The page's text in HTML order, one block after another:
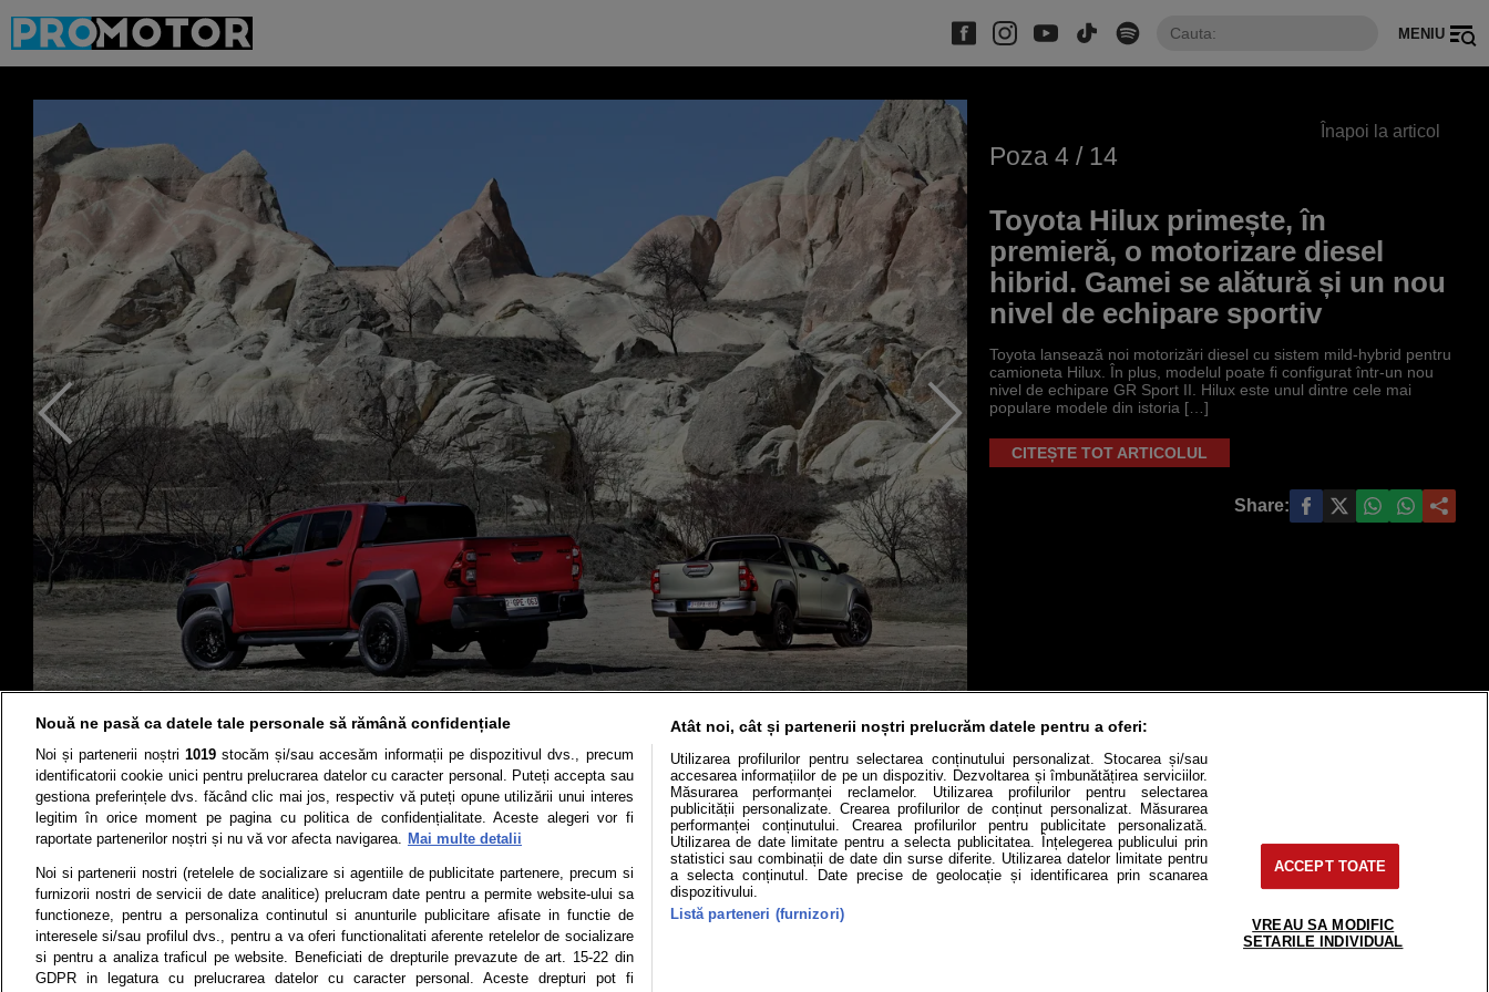
MENIU
Înapoi la articol
Poza 4 / 14
Toyota Hilux primește, în
premieră, o motorizare diesel
hibrid. Gamei se alătură și un nou
nivel de echipare sportiv
Toyota lansează noi motorizări diesel cu sistem mild-hybrid pentru
camioneta Hilux. În plus, modelul poate fi configurat într-un nou
nivel de echipare GR Sport II. Hilux este unul dintre cele mai
populare modele din istoria […]
CITEȘTE TOT ARTICOLUL
Share:
Știri Test drive Mașini electrice Utile Video Podcast cu Prioritate Cât costă?
Politica de cookies Echipa editorială Contact Modifică Setările
Toate drepturile rezervate | Citarea se poate face în limita a 250 de semne. Nicio instituţie sau persoană (site-uri, instituţii mass-media, firme de
monitorizare) nu poate reproduce integral scrierile publicistice purtătoare de Drepturi de Autor fără acordul nostru.
Nouă ne pasă ca datele tale personale să rămână confidențiale
Noi și partenerii noștri 1019stocăm și/sau accesăm informații pe dispozitivul dvs., precum
identificatorii cookie unici pentru prelucrarea datelor cu caracter personal. Puteți accepta sau
gestiona preferințele dvs. făcând clic mai jos, respectiv vă puteți opune utilizării unui interes
legitim în orice moment pe pagina cu politica de confidențialitate. Aceste alegeri vor fi
raportate partenerilor noștri și nu vă vor afecta navigarea. Mai multe detalii
Noi si partenerii nostri (retelele de socializare si agentiile de publicitate partenere, precum si
furnizorii nostri de servicii de date analitice) prelucram date pentru a permite website-ului sa
functioneze, pentru a personaliza continutul si anunturile publicitare afisate in functie de
interesele si/sau profilul dvs., pentru a va oferi functionalitati aferente retelelor de socializare
si pentru a analiza traficul pe website. Beneficiati de drepturile prevazute de art. 15-22 din
GDPR in legatura cu prelucrarea datelor cu caracter personal. Aceste drepturi pot fi
Atât noi, cât și partenerii noștri prelucrăm datele pentru a oferi:
Utilizarea profilurilor pentru selectarea conținutului personalizat. Stocarea și/sau
accesarea informațiilor de pe un dispozitiv. Dezvoltarea și îmbunătățirea serviciilor.
Măsurarea performanței reclamelor. Utilizarea profilurilor pentru selectarea
publicității personalizate. Crearea profilurilor de conținut personalizat. Măsurarea
performanței conținutului. Crearea profilurilor pentru publicitate personalizată.
Utilizarea de date limitate pentru a selecta publicitatea. Înțelegerea publicului prin
statistici sau combinații de date din surse diferite. Utilizarea datelor limitate pentru
a selecta conținutul. Date precise de geolocație și identificarea prin scanarea
dispozitivului.
Listă parteneri (furnizori)
ACCEPT TOATE
VREAU SA MODIFIC
SETARILE INDIVIDUAL